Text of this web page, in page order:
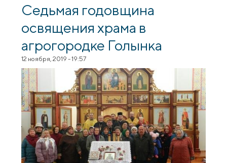
Седьмая годовщина
освящения храма в
агрогородке Голынка
12 ноября, 2019 - 19:57